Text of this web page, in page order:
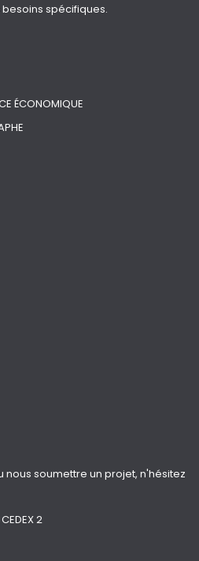
spécifiques.
ÉCONOMIQUE
nous soumettre un projet, n'hésitez
2